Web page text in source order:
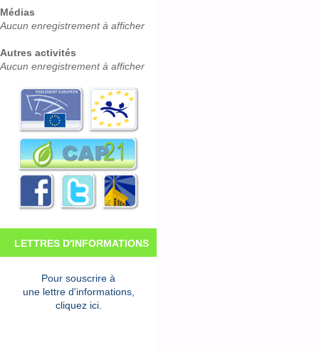
Médias
Aucun enregistrement à afficher
Autres activités
Aucun enregistrement à afficher
LETTRES D'INFORMATIONS
Pour souscrire à
une lettre d'informations,
cliquez ici.